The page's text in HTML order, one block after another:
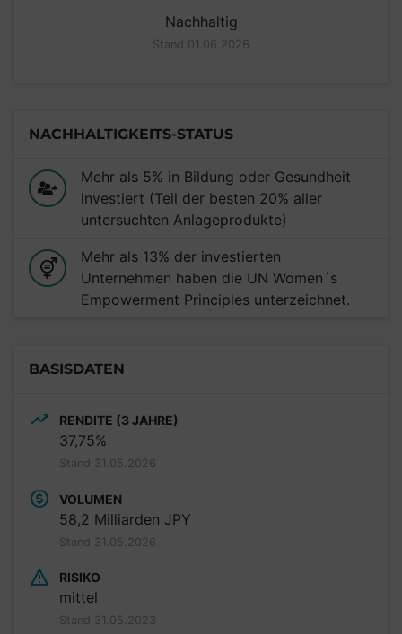
Nachhaltig
Stand 01.06.2026
NACHHALTIGKEITS-STATUS
Mehr als 5% in Bildung oder Gesundheit
investiert (Teil der besten 20% aller
untersuchten Anlageprodukte)
Mehr als 13% der investierten
Unternehmen haben die UN Women´s
Empowerment Principles unterzeichnet.
BASISDATEN
RENDITE (3 JAHRE)
37,75%
Stand 31.05.2026
VOLUMEN
58,2 Milliarden JPY
Stand 31.05.2026
RISIKO
mittel
Stand 31.05.2023